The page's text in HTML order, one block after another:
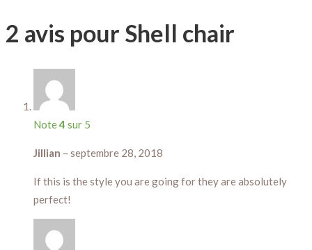
2 avis pourShell chair
Note4 sur 5
Jillian – septembre 28, 2018
If this is the style you are going for they are absolutely
perfect!